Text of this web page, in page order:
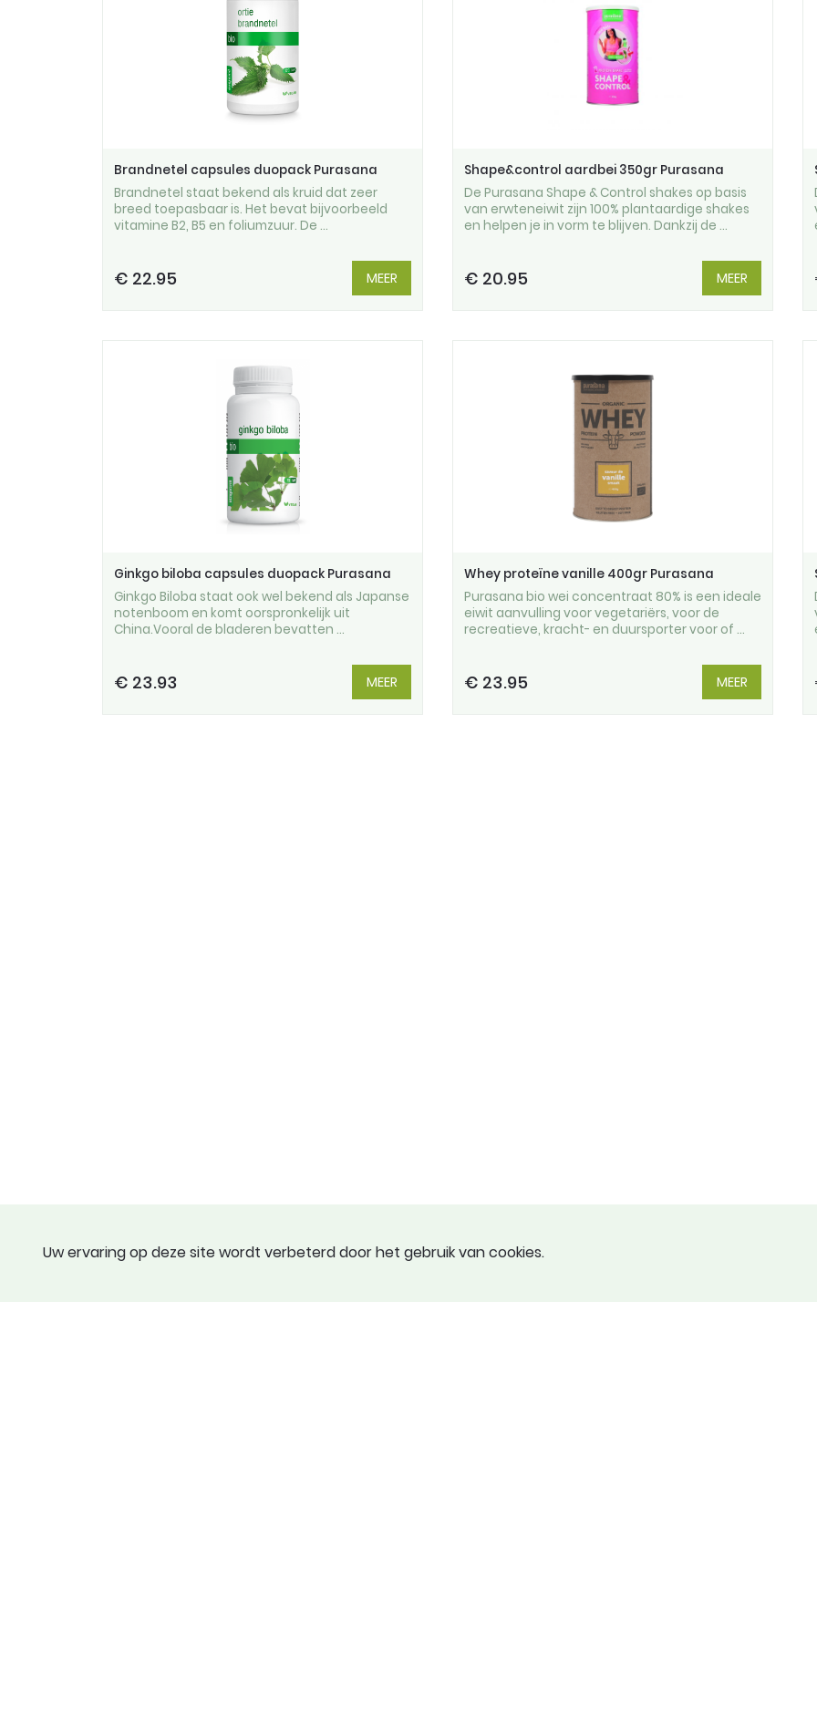
Brandnetel capsules duopack Purasana
Brandnetel staat bekend als kruid dat zeer
breed toepasbaar is. Het bevat bijvoorbeeld
vitamine B2, B5 en foliumzuur. De ...
€ 22.95 MEER
Shape&control aardbei 350gr Purasana
De Purasana Shape & Control shakes op basis
van erwteneiwit zijn 100% plantaardige shakes
en helpen je in vorm te blijven. Dankzij de ...
€ 20.95 MEER
Ginkgo biloba capsules duopack Purasana
Ginkgo Biloba staat ook wel bekend als Japanse
notenboom en komt oorspronkelijk uit
China.Vooral de bladeren bevatten ...
€ 23.93 MEER
Whey proteïne vanille 400gr Purasana
Purasana bio wei concentraat 80% is een ideale
eiwit aanvulling voor vegetariërs, voor de
recreatieve, kracht- en duursporter voor of ...
€ 23.95 MEER
Uw ervaring op deze site wordt verbeterd door het gebruik van cookies.